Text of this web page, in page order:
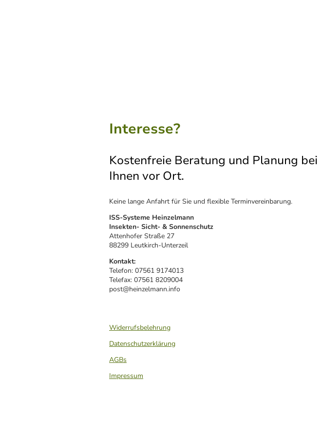
Interesse?
Kostenfreie Beratung und Planung bei
Ihnen vor Ort.
Keine lange Anfahrt für Sie und flexible Terminvereinbarung.
ISS-Systeme Heinzelmann
Insekten- Sicht- & Sonnenschutz
Attenhofer Straße 27
88299 Leutkirch-Unterzeil
Kontakt:
Telefon: 07561 9174013
Telefax: 07561 8209004
post@heinzelmann.info
Widerrufsbelehrung
Datenschutzerklärung
AGBs
Impressum